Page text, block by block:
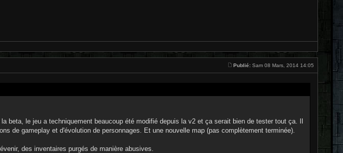
Publié: Sam 08 Mars, 2014 14:05
beta, le jeu a techniquement beaucoup été modifié depuis la v2 et ça serait bien de tester tout ça. Il
de gameplay et d'évolution de personnages. Et une nouvelle map (pas complètement terminée).
des inventaires purgés de manière abusives.